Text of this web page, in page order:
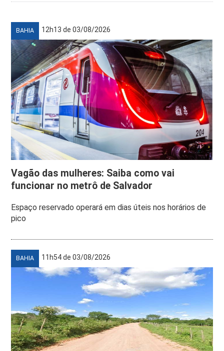
BAHIA 12h13 de 03/08/2026
Vagão das mulheres: Saiba como vai
funcionar no metrô de Salvador
Espaço reservado operará em dias úteis nos horários de
pico
BAHIA 11h54 de 03/08/2026